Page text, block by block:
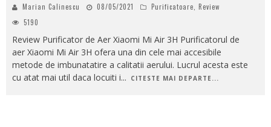
Marian Calinescu 08/05/2021 Purificatoare, Review
5190
Review Purificator de Aer Xiaomi Mi Air 3H Purificatorul de
aer Xiaomi Mi Air 3H ofera una din cele mai accesibile
metode de imbunatatire a calitatii aerului. Lucrul acesta este
cu atat mai util daca locuiti i... CITESTE MAI DEPARTE...